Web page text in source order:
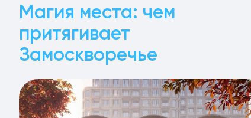
Магия места: чем
притягивает
Замоскворечье